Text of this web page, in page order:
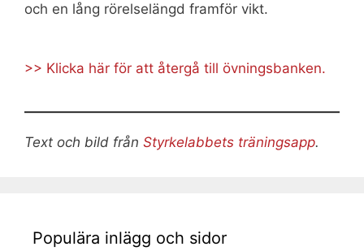
och en lång rörelselängd framför vikt.
>> Klicka här för att återgå till övningsbanken.
Text och bild från Styrkelabbets träningsapp.
Populära inlägg och sidor